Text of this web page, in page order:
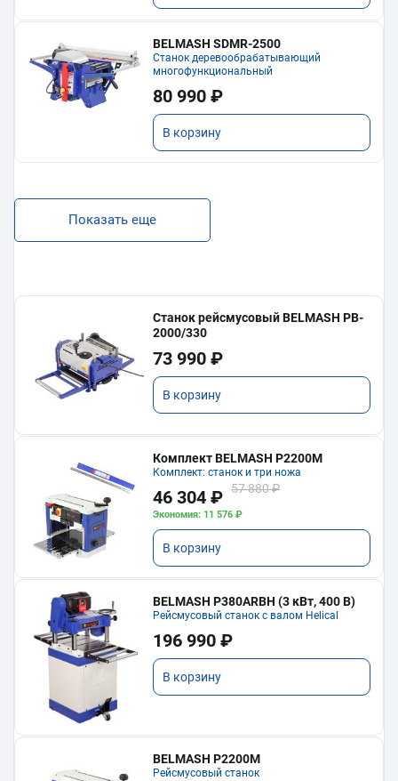
BELMASH SDMR-2500
Станок деревообрабатывающий
многофункциональный
80 990 ₽
В корзину
Показать еще
Станок рейсмусовый BELMASH PB-
2000/330
73 990 ₽
В корзину
Комплект BELMASH P2200M
Комплект: станок и три ножа
46 304 ₽ 57 880 ₽
Экономия: 11 576 ₽
В корзину
BELMASH P380ARBH (3 кВт, 400 В)
Рейсмусовый станок с валом Helical
196 990 ₽
В корзину
BELMASH P2200M
Рейсмусовый станок